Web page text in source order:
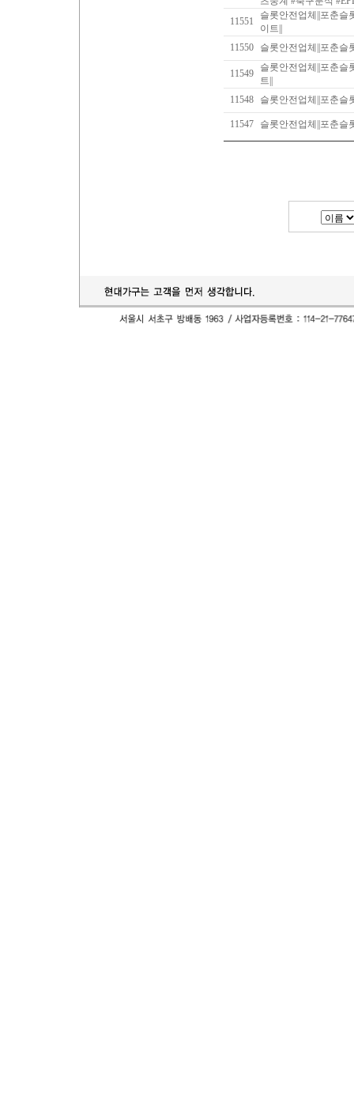
11551
슬롯안전업체||포춘슬
이트||
11550
슬롯안전업체||포춘슬
11549
슬롯안전업체||포춘슬
트||
11548
슬롯안전업체||포춘슬
11547 슬롯안전업체||포춘슬